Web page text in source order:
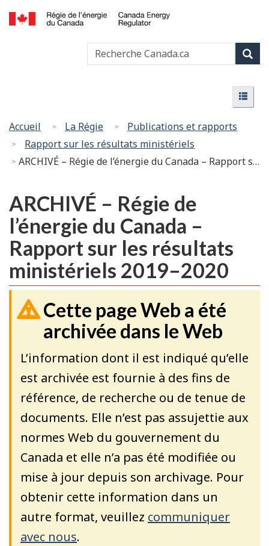
Passer
au
contenu
principal
Version
HTML
simplifiée
l’énergie
du
Canada
Vous
êtes
ici
Accueil La Régie
Publications et rapports
Rapport sur les résultats ministériels
ARCHIVÉ – Régie de l’énergie du Canada – Rapport sur les résultats ministériels 2019–2020
ARCHIVÉ – Régie de
l’énergie du Canada –
Rapport sur les résultats
ministériels 2019–2020
Cette page Web a été
archivée dans le Web
L’information dont il est indiqué qu’elle
est archivée est fournie à des fins de
référence, de recherche ou de tenue de
documents. Elle n’est pas assujettie aux
normes Web du gouvernement du
Canada et elle n’a pas été modifiée ou
mise à jour depuis son archivage. Pour
obtenir cette information dans un
autre format, veuillez communiquer
avec nous.